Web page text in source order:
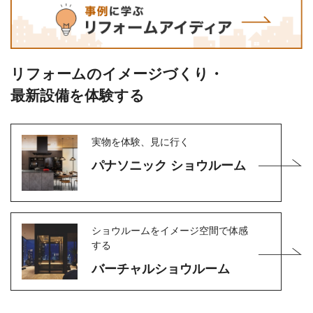
リフォームのイメージづくり・
最新設備を体験する
実物を体験、見に行く
パナソニック ショウルーム
ショウルームをイメージ空間で体感
する
バーチャルショウルーム